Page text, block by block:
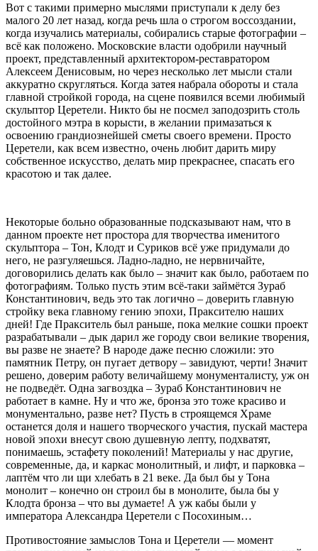
Вот с такими примерно мыслями приступали к делу без
малого 20 лет назад, когда речь шла о строгом воссоздании,
когда изучались материалы, собирались старые фотографии –
всё как положено. Московские власти одобрили научный
проект, представленный архитектором-реставратором
Алексеем Денисовым, но через несколько лет мысли стали
аккуратно скругляться. Когда затея набрала обороты и стала
главной стройкой города, на сцене появился всеми любимый
скульптор Церетели. Никто бы не посмел заподозрить столь
достойного мэтра в корысти, в желании примазаться к
освоению грандиознейшей сметы своего времени. Просто
Церетели, как всем известно, очень любит дарить миру
собственное искусство, делать мир прекраснее, спасать его
красотою и так далее.
Некоторые больно образованные подсказывают нам, что в
данном проекте нет простора для творчества именитого
скульптора – Тон, Клодт и Суриков всё уже придумали до
него, не разгуляешься. Ладно-ладно, не нервничайте,
договорились делать как было – значит как было, работаем по
фотографиям. Только пусть этим всё-таки займётся Зураб
Константинович, ведь это так логично – доверить главную
стройку века главному гению эпохи, Праксителю наших
дней! Где Пракситель был раньше, пока мелкие сошки проект
разрабатывали – дык дарил же городу свои великие творения,
вы разве не знаете? В народе даже песню сложили: это
памятник Петру, он пугает детвору – завидуют, черти! Значит
решено, доверим работу величайшему монументалисту, уж он
не подведёт. Одна загвоздка – Зураб Константинович не
работает в камне. Ну и что же, бронза это тоже красиво и
монументально, разве нет? Пусть в строящемся Храме
останется доля и нашего творческого участия, пускай мастера
новой эпохи внесут свою душевную лепту, подхватят,
понимаешь, эстафету поколений! Материалы у нас другие,
современные, да, и каркас монолитный, и лифт, и парковка –
лаптём что ли щи хлебать в 21 веке. Да был бы у Тона
монолит – конечно он строил бы в монолите, была бы у
Клодта бронза – что вы думаете! А уж кабы были у
императора Александра Церетели с Посохиным…
Противостояние замыслов Тона и Церетели — момент